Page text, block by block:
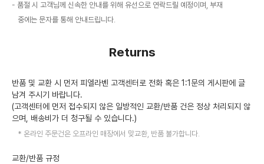
품절 시 고객님께 신속한 안내를 위해 유선으로 연락드릴 예정이며, 부재
중에는 문자를 통해 안내드립니다.
Returns
반품 및 교환 시 먼저 피엘라벤 고객센터로 전화 혹은 1:1문의 게시판에 글
남겨 주시기 바랍니다.
(고객센터에 먼저 접수되지 않은 일방적인 교환/반품 건은 정상 처리되지 않
으며, 배송비가 더 청구될 수 있습니다.)
온라인 주문건은 오프라인 매장에서 맞교환, 반품 불가합니다.
교환/반품 규정